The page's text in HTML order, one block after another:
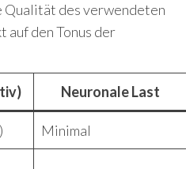
Qualität des verwendeten
den Tonus der
Neuronale Last
Minimal